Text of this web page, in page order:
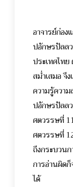
อาจารย์ก่อ
ปอักษรปัลล
ประเทศไท
สม่ำเสมอ จึ
ความรู้ควา
ปอักษรปัลล
ศตวรรษที่
ศตวรรษที่
ถึงกระบวน
การอ่านผิด
ได้